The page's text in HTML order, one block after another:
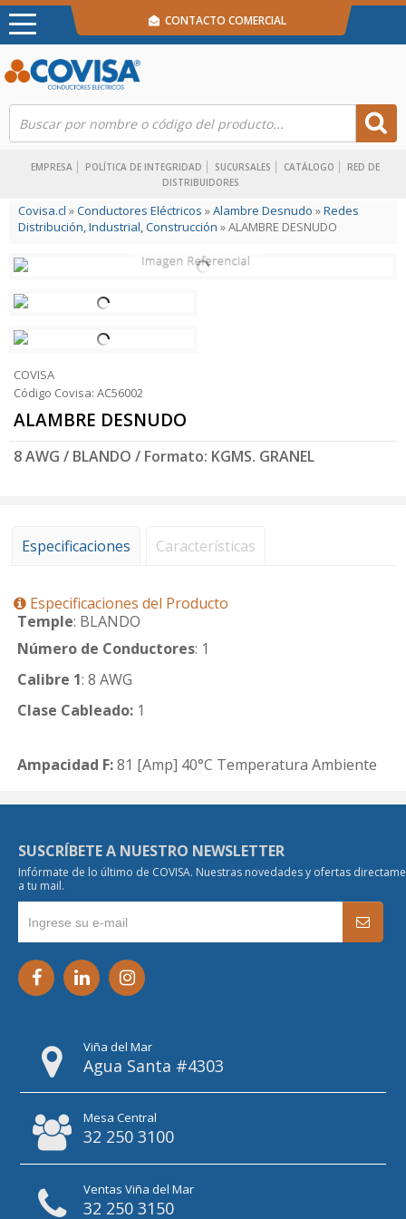
EMPRESA POLÍTICA DE INTEGRIDAD SUCURSALES CATÁLOGO
RED DE
DISTRIBUIDORES
CONTACTO COMERCIAL
Covisa.cl »Conductores Eléctricos »Alambre Desnudo »Redes
Distribución, Industrial, Construcción » ALAMBRE DESNUDO
COVISA
Código Covisa: AC56002
ALAMBRE DESNUDO
8 AWG / BLANDO / Formato: KGMS. GRANEL
Especificaciones Características
Especificaciones del Producto
Temple: BLANDO
Número de Conductores: 1
Calibre 1: 8 AWG
Clase Cableado: 1
Ampacidad F:81 [Amp] 40°C Temperatura Ambiente
SUSCRÍBETE A NUESTRO NEWSLETTER
Infórmate de lo último de COVISA. Nuestras novedades y ofertas
a tu mail.
Viña del Mar
Agua Santa #4303
Mesa Central
32 250 3100
Ventas Viña del Mar
32 250 3150